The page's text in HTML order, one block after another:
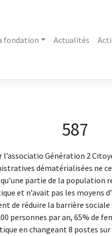
fondation
Actualités
587
l’associatio Génération 2
dématérialisées ne
partie de la population
et n’avait pas les moyens
réduire la barrière sociale
personnes par an, 65% de
en changeant 8 postes